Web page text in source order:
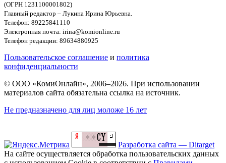
(ОГРН 1231100001802)
Главный редактор – Лукина Ирина Юрьевна.
Телефон: 89225841110
Электронная почта: irina@komionline.ru
Телефон редакции: 89634880925
Пользовательское соглашение и политика
конфиденциальности
© ООО «КомиОнлайн», 2006–2026. При использовании
материалов сайта обязательна ссылка на источник.
Не предназначено для лиц моложе 16 лет
Разработка сайта — Ditarget
На сайте осуществляется обработка пользовательских данных